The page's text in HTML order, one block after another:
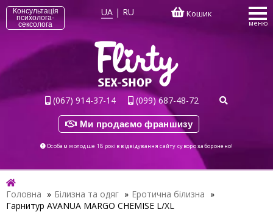
Консультація
психолога-
сексолога
UA | RU Кошик
меню
(067) 914-37-14 (099) 687-48-72
Ми продаємо франшизу
Особам молодше 18 років відвідування сайту суворо заборонено!
Головна » Білизна та одяг » Еротична білизна »
Гарнитур AVANUA MARGO CHEMISE L/XL